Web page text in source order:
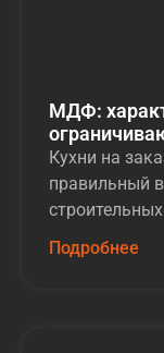
МДФ:
Кухни на
правильный
Подробнее